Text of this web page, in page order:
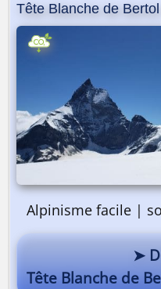
Tête Blanche de
Alpinisme facile |
➤
Tête Blanche de